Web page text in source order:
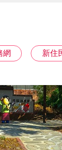
網 新住